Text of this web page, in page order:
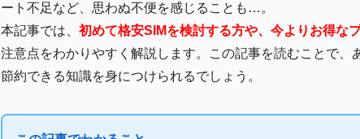
ート不足など、思わぬ不便を感じることも…。
本記事では、 初めて格安SIMを検討する方や、今よりお得な
注意点をわかりやすく解説します。この記事を読むことで
節約できる知識を身につけられるでしょう。